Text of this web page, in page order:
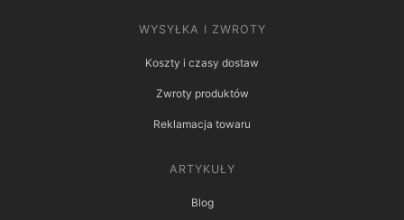
WYSYŁKA I ZWROTY
Koszty i czasy dostaw
Zwroty produktów
Reklamacja towaru
ARTYKUŁY
Blog